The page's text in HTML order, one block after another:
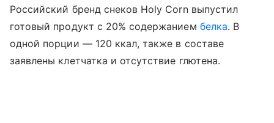
Российский бренд снеков Holy Corn выпустил
готовый продукт с 20% содержанием белка. В
одной порции — 120 ккал, также в составе
заявлены клетчатка и отсутствие глютена.